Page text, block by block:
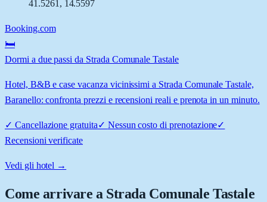
41.5261 , 14.5597
Booking.com
🛏️
Dormi a due passi da Strada Comunale Tastale
Hotel, B&B e case vacanza vicinissimi a Strada Comunale Tastale,
Baranello: confronta prezzi e recensioni reali e prenota in un minuto.
✓ Cancellazione gratuita✓ Nessun costo di prenotazione✓
Recensioni verificate
Vedi gli hotel →
Come arrivare a Strada Comunale Tastale